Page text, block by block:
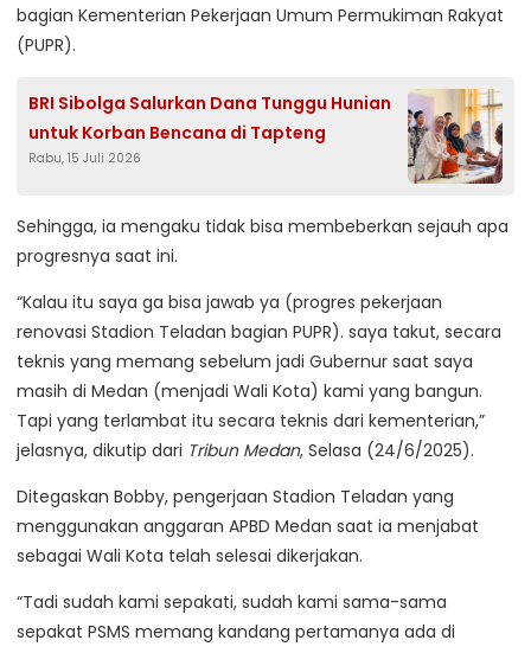
bagian Kementerian Pekerjaan Umum Permukiman Rakyat
(PUPR).
BRI Sibolga Salurkan Dana Tunggu Hunian
untuk Korban Bencana di Tapteng
Rabu, 15 Juli 2026
Sehingga, ia mengaku tidak bisa membeberkan sejauh apa
progresnya saat ini.
“Kalau itu saya ga bisa jawab ya (progres pekerjaan
renovasi Stadion Teladan bagian PUPR). saya takut, secara
teknis yang memang sebelum jadi Gubernur saat saya
masih di Medan (menjadi Wali Kota) kami yang bangun.
Tapi yang terlambat itu secara teknis dari kementerian,”
jelasnya, dikutip dari Tribun Medan, Selasa (24/6/2025).
Ditegaskan Bobby, pengerjaan Stadion Teladan yang
menggunakan anggaran APBD Medan saat ia menjabat
sebagai Wali Kota telah selesai dikerjakan.
“Tadi sudah kami sepakati, sudah kami sama-sama
sepakat PSMS memang kandang pertamanya ada di